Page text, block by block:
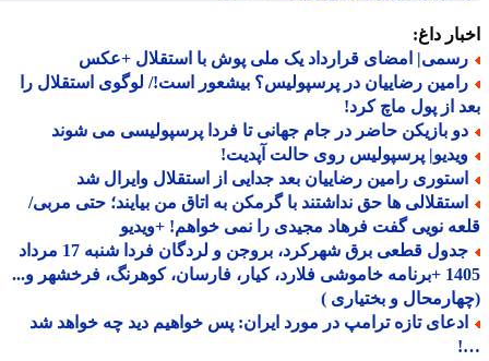
داغ:
امضای قرارداد یک ملی پوش با استقلال +عکس
رضاییان در پرسپولیس؟ بیشعور است!/ لوگوی استقلال را
از پول ماچ کرد!
بازیکن حاضر در جام جهانی تا فردا پرسپولیسی می شوند
پرسپولیس روی حالت آپدیت!
رامین رضاییان بعد جدایی از استقلال وایرال شد
ها حق نداشتند با گرمکن به اتاق من بیایند؛ حتی مربی/
نویی گفت فرهاد مجیدی را نمی خواهم! +ویدیو
جدول قطعی برق شهرکرد، بروجن و لردگان فردا شنبه 17 مرداد
1405 +برنامه خاموشی فلارد، کیار، فارسان، کوهرنگ، فرخشهر و...
و بختیاری )
تازه ترامپ در مورد ایران: پس خواهیم دید چه خواهد شد